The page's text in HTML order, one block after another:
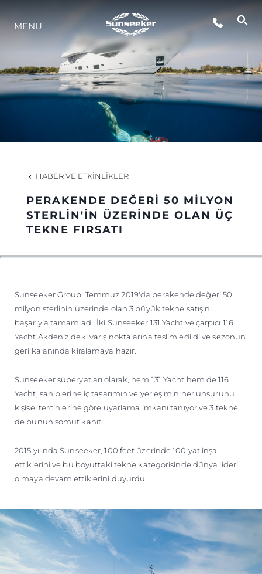
YAŞAM ŞEKLİ
YENILIK
ŞİRKET
MİRAS
MENU
HABER VE ETKINLIKLER
PERAKENDE DEĞERİ 50 MİLYON
STERLİN'İN ÜZERİNDE OLAN ÜÇ
TEKNE FIRSATI
Sunseeker Group, Temmuz 2019'da perakende değeri 50
milyon sterlinin üzerinde olan 3 büyük tekne satışını
başarıyla tamamladı. İki Sunseeker 131 Yacht ve çarpıcı 116
Yacht Akdeniz'deki varış noktalarına teslim edildi ve sezonun
geri kalanında kiralamaya hazır.
Sunseeker süperyatları olarak, hem 131 Yacht hem de 116
Yacht, sahiplerine iç tasarımın ve yerleşimin her unsurunu
kişisel tercihlerine göre uyarlama imkanı tanıyor ve 3 tekne
de bunun somut kanıtı.
2015 yılında Sunseeker, 100 feet üzerinde 100 yat inşa
ettiklerini ve bu boyuttaki tekne kategorisinde dünya lideri
olmaya devam ettiklerini duyurdu.